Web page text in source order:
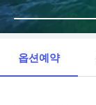
옵션예약